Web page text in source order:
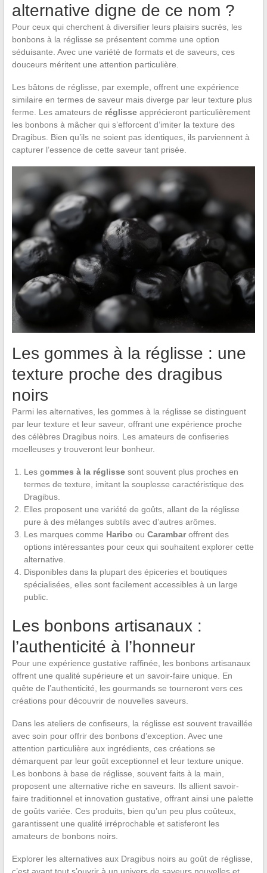
alternative digne de ce nom ?
Pour ceux qui cherchent à diversifier leurs plaisirs sucrés, les
bonbons à la réglisse se présentent comme une option
séduisante. Avec une variété de formats et de saveurs, ces
douceurs méritent une attention particulière.
Les bâtons de réglisse, par exemple, offrent une expérience
similaire en termes de saveur mais diverge par leur texture plus
ferme. Les amateurs de réglisseapprécieront particulièrement
les bonbons à mâcher qui s’efforcent d’imiter la texture des
Dragibus. Bien qu’ils ne soient pas identiques, ils parviennent à
capturer l’essence de cette saveur tant prisée.
Les gommes à la réglisse : une
texture proche des dragibus
noirs
Parmi les alternatives, les gommes à la réglisse se distinguent
par leur texture et leur saveur, offrant une expérience proche
des célèbres Dragibus noirs. Les amateurs de confiseries
moelleuses y trouveront leur bonheur.
Les gommes à la réglissesont souvent plus proches en
termes de texture, imitant la souplesse caractéristique des
Dragibus.
Elles proposent une variété de goûts, allant de la réglisse
pure à des mélanges subtils avec d’autres arômes.
Les marques comme Haribo ou Carambaroffrent des
options intéressantes pour ceux qui souhaitent explorer cette
alternative.
Disponibles dans la plupart des épiceries et boutiques
spécialisées, elles sont facilement accessibles à un large
public.
Les bonbons artisanaux :
l’authenticité à l’honneur
Pour une expérience gustative raffinée, les bonbons artisanaux
offrent une qualité supérieure et un savoir-faire unique. En
quête de l’authenticité, les gourmands se tourneront vers ces
créations pour découvrir de nouvelles saveurs.
Dans les ateliers de confiseurs, la réglisse est souvent travaillée
avec soin pour offrir des bonbons d’exception. Avec une
attention particulière aux ingrédients, ces créations se
démarquent par leur goût exceptionnel et leur texture unique.
Les bonbons à base de réglisse, souvent faits à la main,
proposent une alternative riche en saveurs. Ils allient savoir-
faire traditionnel et innovation gustative, offrant ainsi une palette
de goûts variée. Ces produits, bien qu’un peu plus coûteux,
garantissent une qualité irréprochable et satisferont les
amateurs de bonbons noirs.
Explorer les alternatives aux Dragibus noirs au goût de réglisse,